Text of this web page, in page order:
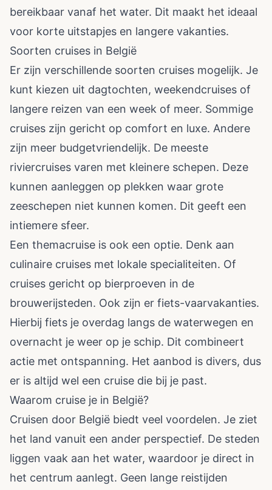
bereikbaar vanaf het water. Dit maakt het ideaal
voor korte uitstapjes en langere vakanties.
Soorten cruises in België
Er zijn verschillende soorten cruises mogelijk. Je
kunt kiezen uit dagtochten, weekendcruises of
langere reizen van een week of meer. Sommige
cruises zijn gericht op comfort en luxe. Andere
zijn meer budgetvriendelijk. De meeste
riviercruises varen met kleinere schepen. Deze
kunnen aanleggen op plekken waar grote
zeeschepen niet kunnen komen. Dit geeft een
intiemere sfeer.
Een themacruise is ook een optie. Denk aan
culinaire cruises met lokale specialiteiten. Of
cruises gericht op bierproeven in de
brouwerijsteden. Ook zijn er fiets-vaarvakanties.
Hierbij fiets je overdag langs de waterwegen en
overnacht je weer op je schip. Dit combineert
actie met ontspanning. Het aanbod is divers, dus
er is altijd wel een cruise die bij je past.
Waarom cruise je in België?
Cruisen door België biedt veel voordelen. Je ziet
het land vanuit een ander perspectief. De steden
liggen vaak aan het water, waardoor je direct in
het centrum aanlegt. Geen lange reistijden